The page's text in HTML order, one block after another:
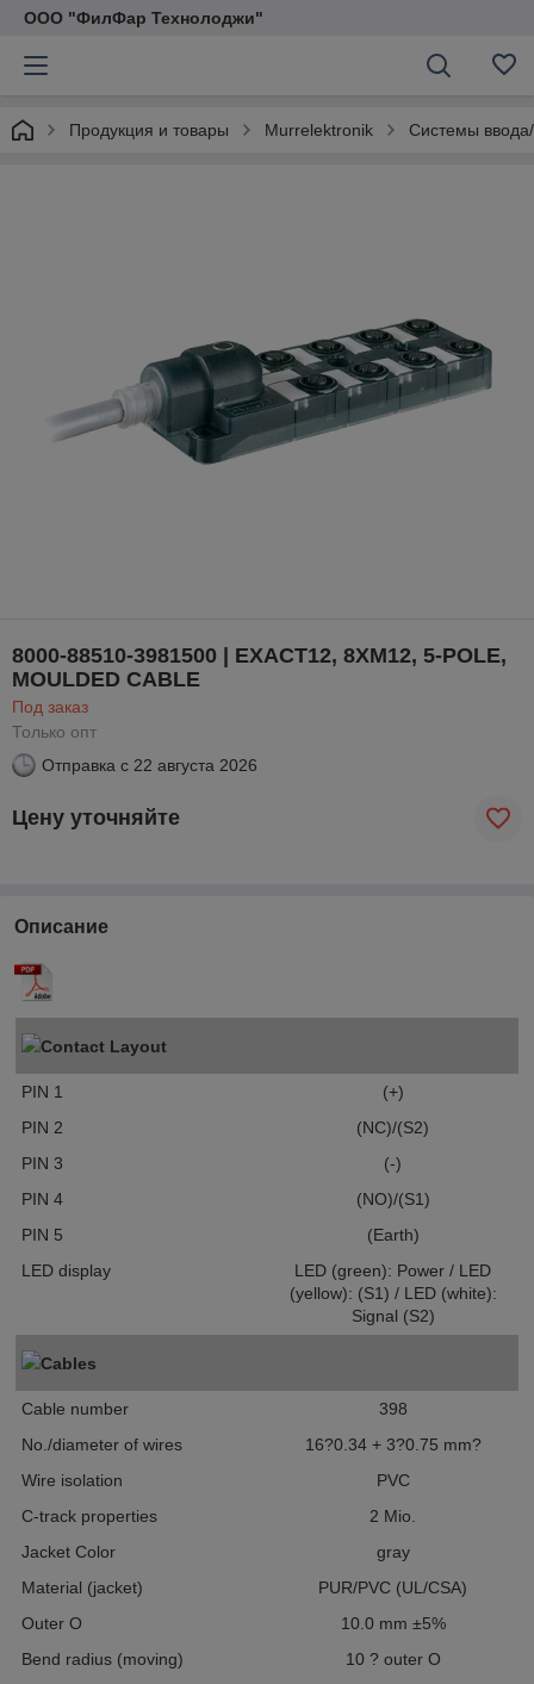
ООО "ФилФар Технолоджи"
Продукция и товары Murrelektronik Системы
8000-88510-3981500 | EXACT12, 8XM12, 5-POLE,
MOULDED CABLE
Под заказ
Только опт
Отправка с 22 августа 2026
Цену уточняйте
Описание
Contact Layout
PIN 1
(+)
PIN 2
(NC)/(S2)
PIN 3
(-)
PIN 4
(NO)/(S1)
PIN 5
(Earth)
LED display
LED (green): Power / LED
(yellow): (S1) / LED (white):
Signal (S2)
Cables
Cable number
398
No./diameter of wires
16?0.34 + 3?0.75 mm?
Wire isolation
PVC
C-track properties
2 Mio.
Jacket Color
gray
Material (jacket)
PUR/PVC (UL/CSA)
Outer O
10.0 mm ±5%
Bend radius (moving)
10 ? outer O